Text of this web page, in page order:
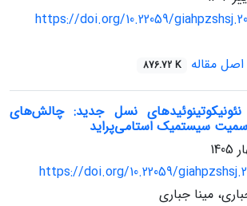
https://doi.org/10.22059/
اصل مقاله 876.72 K
نئونیکوتینوئیدهای نسل جدید: چالش‌های
سیستمیک استامی‌پراید
https://doi.org/10.22059/
مینا جباری